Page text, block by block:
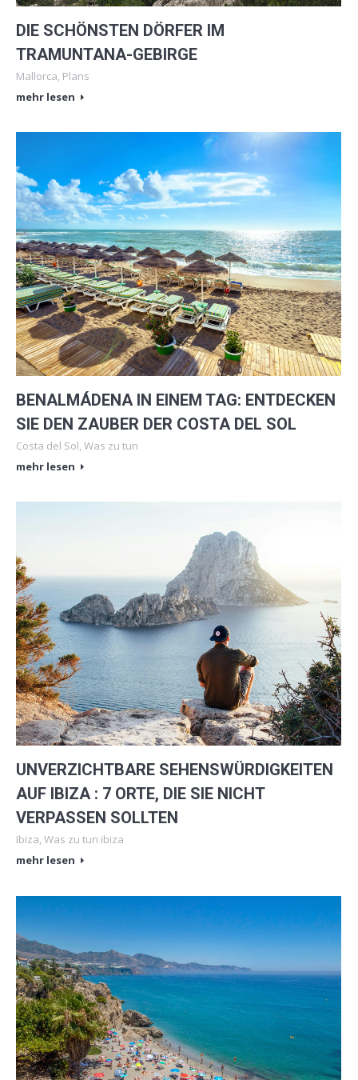
DIE SCHÖNSTEN DÖRFER IM
TRAMUNTANA-GEBIRGE
Mallorca, Plans
mehr lesen
BENALMÁDENA IN EINEM TAG: ENTDECKEN
SIE DEN ZAUBER DER COSTA DEL SOL
Costa del Sol, Was zu tun
mehr lesen
UNVERZICHTBARE SEHENSWÜRDIGKEITEN
AUF IBIZA : 7 ORTE, DIE SIE NICHT
VERPASSEN SOLLTEN
Ibiza, Was zu tun ibiza
mehr lesen